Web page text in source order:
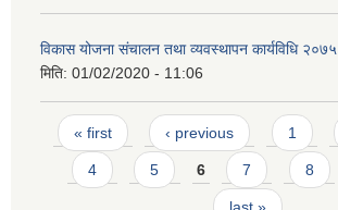
विकास योजना संचालन तथा व्यवस्थापन कार्यविधि २०७५
मिति: 01/02/2020 - 11:06
Pages
« first ‹ previous 1
4 5 6 7 8